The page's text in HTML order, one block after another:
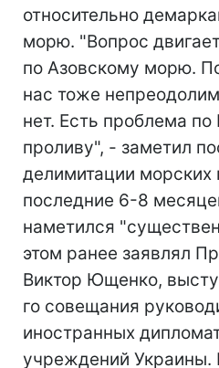
относительно
морю. "Вопрос
по Азовскому морю.
нас тоже
нет. Есть проблема
проливу", - заметил
делимитации морских
последние 6-8
наметился
этом ранее заявлял
Виктор Ющенко,
го совещания
иностранных
учреждений Украины.